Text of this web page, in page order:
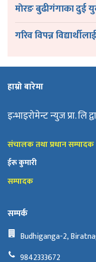
माेरङ बुढीगंगाका दुई
गरिव विपन्न
हाम्रो बारेमा
इन्भाइरोमेन्ट न्युज प्रा. लि
संचालक तथा प्रधान सम्पादक
ईरू कुमारी
सम्पादक
सम्पर्क
Budhiganga-2,
9842333672